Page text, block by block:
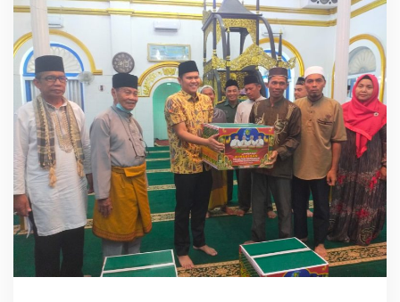
i
R
m
a
d
h
a
n
u
n
u
g
i
M